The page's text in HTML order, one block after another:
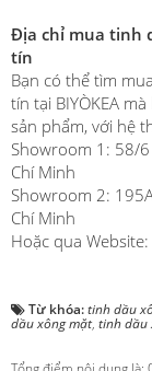
Địa chỉ mua tinh
tín
Bạn có thể tìm
tín tại BIYÒKEA
sản phẩm, với hệ
Showroom 1: 58/6
Chí Minh
Showroom 2:
Chí Minh
Hoặc qua
Từ khóa:tinh dầu
dầu xông mặt, tinh dầu